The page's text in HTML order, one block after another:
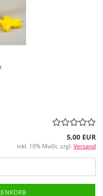
5,00 EUR
inkl. 10% MwSt. zzgl. Versand